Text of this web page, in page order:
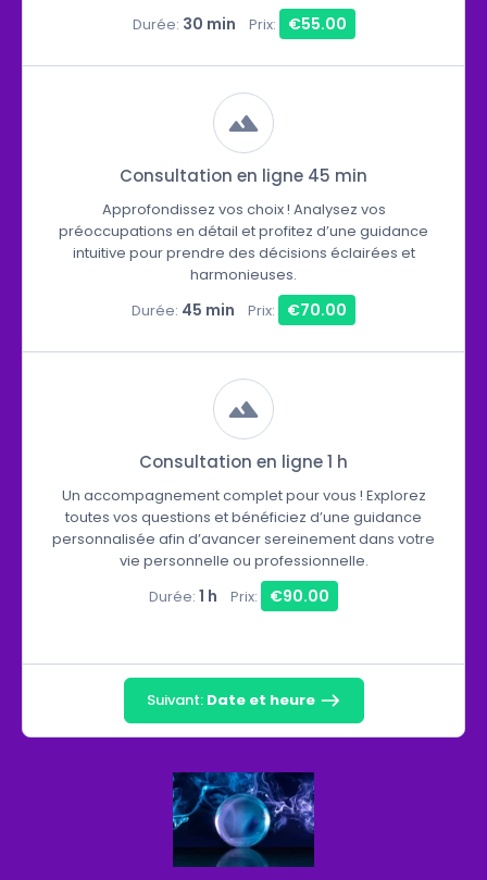
Durée: 30 min Prix: €55.00
Consultation en ligne 45 min
Approfondissez vos choix ! Analysez vos
préoccupations en détail et profitez d’une guidance
intuitive pour prendre des décisions éclairées et
harmonieuses.
Durée: 45 min Prix: €70.00
Consultation en ligne 1 h
Un accompagnement complet pour vous ! Explorez
toutes vos questions et bénéficiez d’une guidance
personnalisée afin d’avancer sereinement dans votre
vie personnelle ou professionnelle.
Durée: 1 h Prix: €90.00
Suivant: Date et heure